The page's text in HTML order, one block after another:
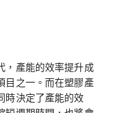
，產能的效率提升成
目之一。而在塑膠產
時決定了產能的效